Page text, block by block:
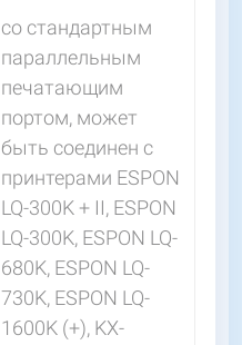
со стандартным
параллельным
печатающим
портом, может
быть соединен с
принтерами ESPON
LQ-300K + II, ESPON
LQ-300K, ESPON LQ-
680K, ESPON LQ-
730K, ESPON LQ-
1600K (+), KX-